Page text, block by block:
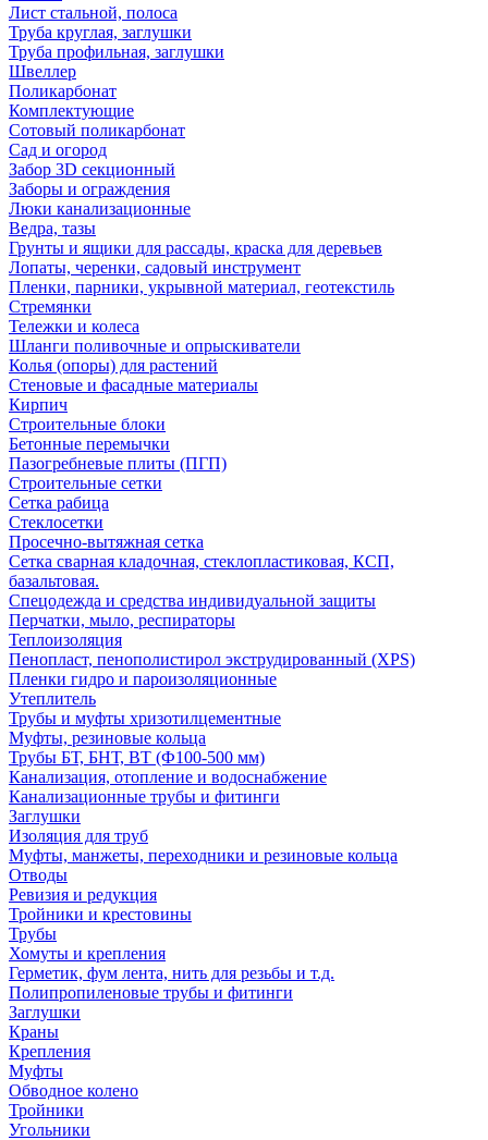
Лист стальной, полоса
Труба круглая, заглушки
Труба профильная, заглушки
Швеллер
Поликарбонат
Комплектующие
Сотовый поликарбонат
Сад и огород
Забор 3D секционный
Заборы и ограждения
Люки канализационные
Ведра, тазы
Грунты и ящики для рассады, краска для деревьев
Лопаты, черенки, садовый инструмент
Пленки, парники, укрывной материал, геотекстиль
Стремянки
Тележки и колеса
Шланги поливочные и опрыскиватели
Колья (опоры) для растений
Стеновые и фасадные материалы
Кирпич
Строительные блоки
Бетонные перемычки
Пазогребневые плиты (ПГП)
Строительные сетки
Сетка рабица
Стеклосетки
Просечно-вытяжная сетка
Сетка сварная кладочная, стеклопластиковая, КСП,
базальтовая.
Спецодежда и средства индивидуальной защиты
Перчатки, мыло, респираторы
Теплоизоляция
Пенопласт, пенополистирол экструдированный (XPS)
Пленки гидро и пароизоляционные
Утеплитель
Трубы и муфты хризотилцементные
Муфты, резиновые кольца
Трубы БТ, БНТ, ВТ (Ф100-500 мм)
Канализация, отопление и водоснабжение
Канализационные трубы и фитинги
Заглушки
Изоляция для труб
Муфты, манжеты, переходники и резиновые кольца
Отводы
Ревизия и редукция
Тройники и крестовины
Трубы
Хомуты и крепления
Герметик, фум лента, нить для резьбы и т.д.
Полипропиленовые трубы и фитинги
Заглушки
Краны
Крепления
Муфты
Обводное колено
Тройники
Угольники